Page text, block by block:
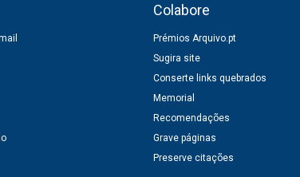
Colabore
Prémios Arquivo.pt
Sugira site
Conserte links quebrados
Memorial
Recomendações
Grave páginas
Preserve citações